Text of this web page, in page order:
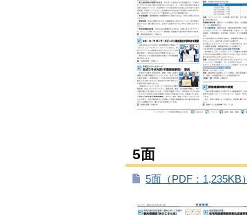
5面
5面（PDF：1,235KB）